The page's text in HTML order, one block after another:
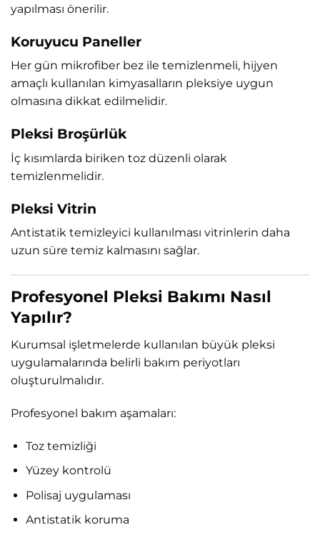
yapılması önerilir.
Koruyucu Paneller
Her gün mikrofiber bez ile temizlenmeli, hijyen
amaçlı kullanılan kimyasalların pleksiye uygun
olmasına dikkat edilmelidir.
Pleksi Broşürlük
İç kısımlarda biriken toz düzenli olarak
temizlenmelidir.
Pleksi Vitrin
Antistatik temizleyici kullanılması vitrinlerin daha
uzun süre temiz kalmasını sağlar.
Profesyonel Pleksi Bakımı Nasıl
Yapılır?
Kurumsal işletmelerde kullanılan büyük pleksi
uygulamalarında belirli bakım periyotları
oluşturulmalıdır.
Profesyonel bakım aşamaları:
Toz temizliği
Yüzey kontrolü
Polisaj uygulaması
Antistatik koruma